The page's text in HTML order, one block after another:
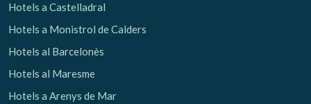
Hotels a Castelladral
Hotels a Monistrol de Calders
Hotels al Barcelonès
Hotels al Maresme
Hotels a Arenys de Mar